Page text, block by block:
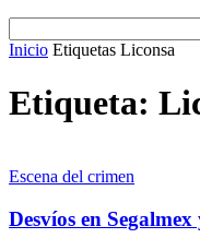
Inicio Etiquetas Liconsa
Etiqueta:
Escena del crimen
Desvíos en